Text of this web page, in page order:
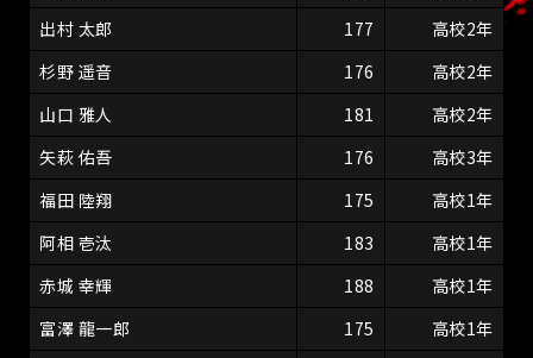
出村 太郎
177
高校2年
杉野 遥音
176
高校2年
山口 雅人
181
高校2年
矢萩 佑吾
176
高校3年
福田 陸翔
175
高校1年
阿相 壱汰
183
高校1年
赤城 幸輝
188
高校1年
富澤 龍一郎
175
高校1年